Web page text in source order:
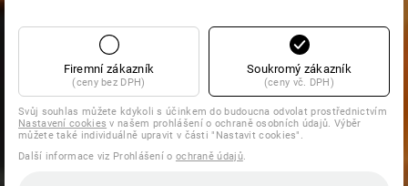
Firemní zákazník
(ceny bez DPH)
Soukromý zákazník
(ceny vč. DPH)
Svůj souhlas můžete kdykoli s účinkem do budoucna odvolat prostřednictvím
Nastavení cookies v našem prohlášení o ochraně osobních údajů. Výběr
můžete také individuálně upravit v části "Nastavit cookies".
Další informace viz Prohlášení o ochraně údajů.